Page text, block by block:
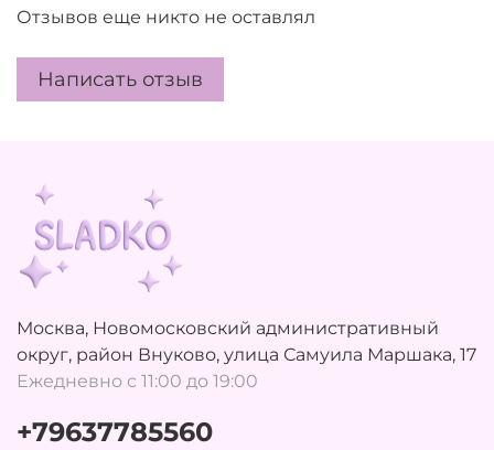
Отзывов еще никто не оставлял
Написать отзыв
Москва, Новомосковский административный
округ, район Внуково, улица Самуила Маршака, 17
Ежедневно с 11:00 до 19:00
+79637785560